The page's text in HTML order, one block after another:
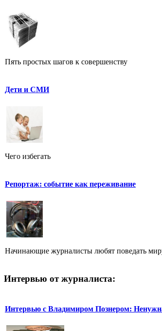
Пять простых шагов к совершенству
Дети и СМИ
Чего избегать
Репортаж: событие как переживание
Начинающие журналисты любят поведать
Интервью от журналиста:
Интервью с Владимиром Познером: